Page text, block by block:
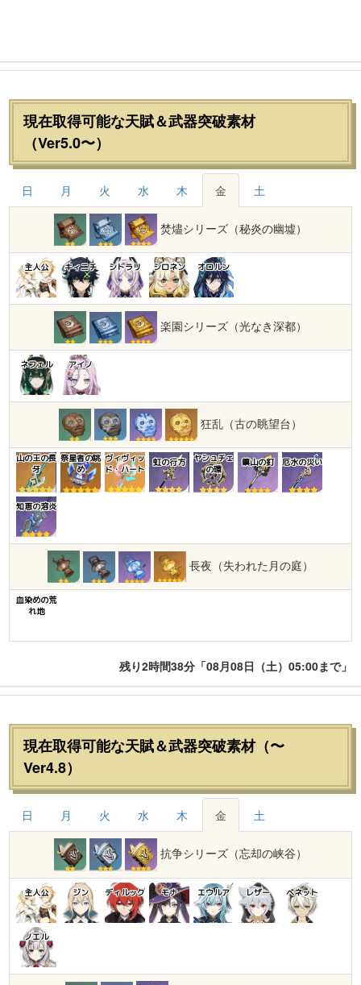
現在取得可能な天賦＆武器突破素材
（Ver5.0〜）
日 月 火 水 木 金 土
焚燼シリーズ（秘炎の幽墟）
主人公 キィニチ シトラリ シロネン オロルン
楽園シリーズ（光なき深都）
ネフェル アイノ
狂乱（古の眺望台）
山の王の長
牙
祭星者の眺
め
ヴィヴィッ
ド・ハート
虹の行方
ヤシュチェ
の環
鎮山の釘 厄水の災い
知恵の溶炎
長夜（失われた月の庭）
血染めの荒
れ地
残り2時間38分「08月08日（土）05:00まで」
現在取得可能な天賦＆武器突破素材（〜
Ver4.8）
日 月 火 水 木 金 土
抗争シリーズ（忘却の峡谷）
主人公 ジン ディルック モナ エウルア レザー ベネット
ノエル